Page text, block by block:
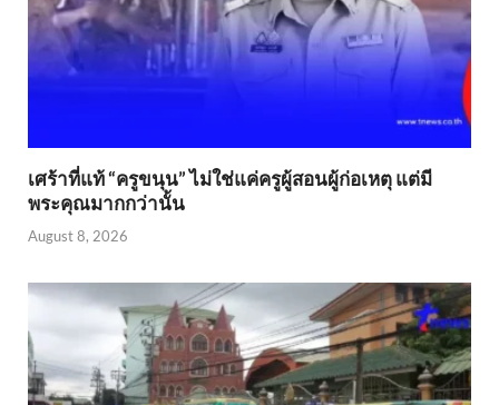
เศร้าที่แท้ “ครูขนุน” ไม่ใช่แค่ครูผู้สอนผู้ก่อเหตุ แต่มี
พระคุณมากกว่านั้น
August 8, 2026